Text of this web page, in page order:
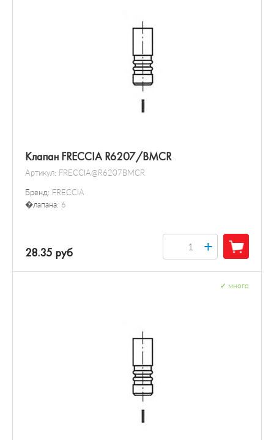
Клапан FRECCIA R6207/BMCR
Артикул: FRECCIA@R6207BMCR
Бренд: FRECCIA
�лапана: 6
28.35 руб +
много